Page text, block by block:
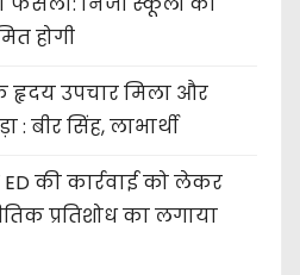
होगी
उपचार मिला और
: बीर सिंह, लाभार्थी
ED की कार्रवाई को लेकर
प्रतिशोध का लगाया